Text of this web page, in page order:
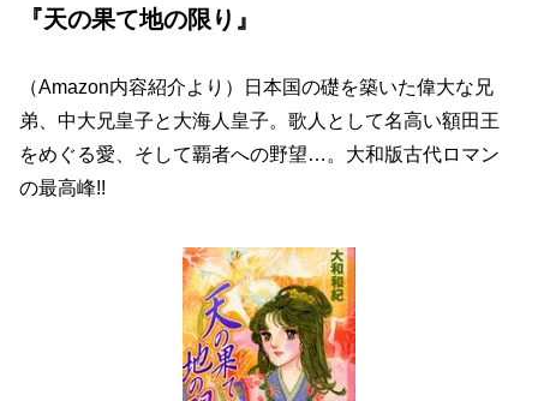
『天の果て地の限り』
（Amazon内容紹介より）日本国の礎を築いた偉大な兄
弟、中大兄皇子と大海人皇子。歌人として名高い額田王
をめぐる愛、そして覇者への野望…。大和版古代ロマン
の最高峰!!